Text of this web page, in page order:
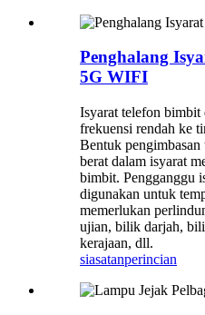
Penghalang
5G WIFI
Isyarat telefon
frekuensi rendah ke
Bentuk
berat dalam isyarat
bimbit. Pengganggu
digunakan untuk
memerlukan
ujian, bilik darjah,
kerajaan, dll.
siasatanperincian